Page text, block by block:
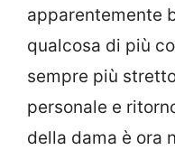
apparentemente
qualcosa di più
sempre più
personale e
della dama è ora